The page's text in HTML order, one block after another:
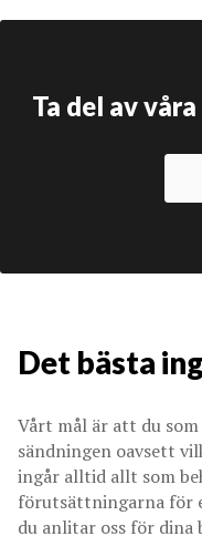
Ta del av
Det bästa
Vårt mål är att du
sändningen oavsett
ingår alltid allt som
förutsättningarna för
du anlitar oss för dina